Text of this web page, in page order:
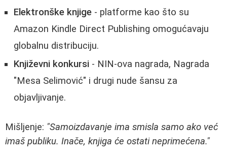
Elektronške knjige - platforme kao što su
Amazon Kindle Direct Publishing omogućavaju
globalnu distribuciju.
Književni konkursi - NIN-ova nagrada, Nagrada
"Mesa Selimović" i drugi nude šansu za
objavljivanje.
Mišljenje: "Samoizdavanje ima smisla samo ako već
imaš publiku. Inače, knjiga će ostati neprimećena."